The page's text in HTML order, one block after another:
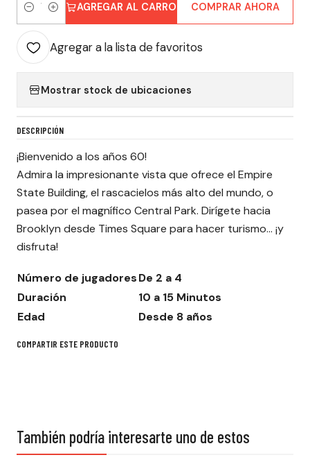
Cantidad
AGREGAR AL CARRO COMPRAR AHORA
Agregar a la lista de favoritos
Mostrar stock de ubicaciones
DESCRIPCIÓN
¡Bienvenido a los años 60!
Admira la impresionante vista que ofrece el Empire
State Building, el rascacielos más alto del mundo, o
pasea por el magnífico Central Park. Dirígete hacia
Brooklyn desde Times Square para hacer turismo... ¡y
disfruta!
Número de jugadoresDe 2 a 4
Duración
10 a 15 Minutos
Edad
Desde 8 años
COMPARTIR ESTE PRODUCTO
También podría interesarte uno de estos